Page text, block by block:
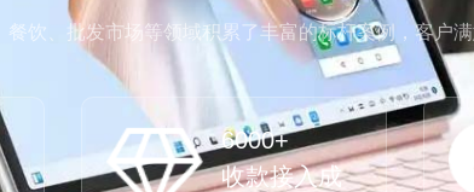
餐饮、批发市场等领域积累了丰富的标杆案例，客户
6000+
收款接入成